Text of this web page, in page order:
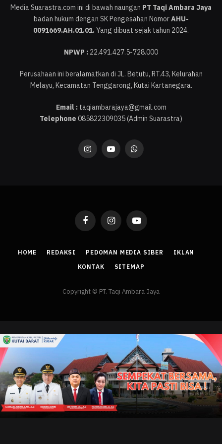
Media Suarastra.com ini di bawah naungan PT Taqi Ambara Jaya
badan hukum dengan SK Pengesahan NomorAHU-
0091669.AH.01.01.Yang dibuat sejak tahun 2024.
NPWP : 22.491.427.5-728.000
Perusahaan ini beralamatkan di JL. Betutu, RT.43, Kelurahan
Melayu, Kecamatan Tenggarong, Kutai Kartanegara.
Email :taqiambarajaya@gmail.com
Telephone 085822309035 (Admin Suarastra)
InstagramYouTubeWhatsApp
FacebookInstagramYouTube
HOME REDAKSI PEDOMAN MEDIA SIBER
IKLAN
KONTAK
SITEMAP
Copyright © PT. Taqi Ambara Jaya